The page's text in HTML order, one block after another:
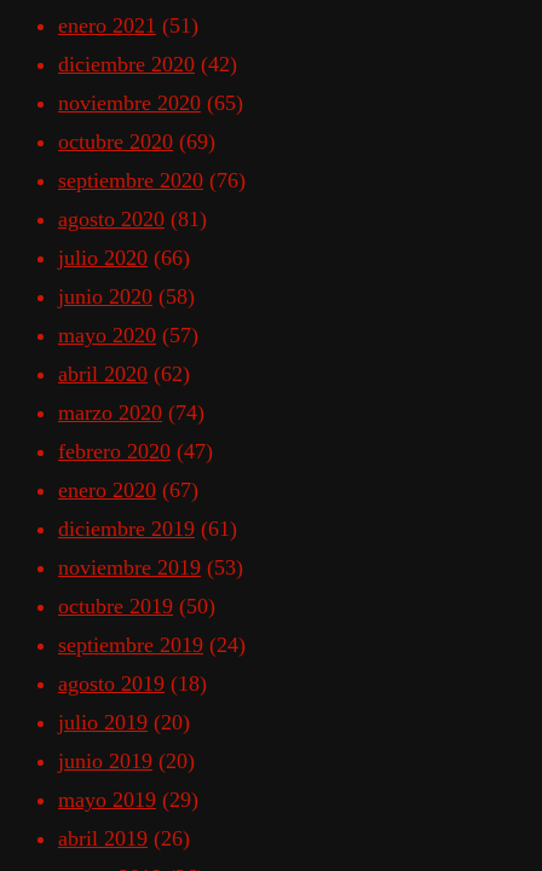
enero 2021 (51)
diciembre 2020 (42)
noviembre 2020 (65)
octubre 2020 (69)
septiembre 2020 (76)
agosto 2020 (81)
julio 2020 (66)
junio 2020 (58)
mayo 2020 (57)
abril 2020 (62)
marzo 2020 (74)
febrero 2020 (47)
enero 2020 (67)
diciembre 2019 (61)
noviembre 2019 (53)
octubre 2019 (50)
septiembre 2019 (24)
agosto 2019 (18)
julio 2019 (20)
junio 2019 (20)
mayo 2019 (29)
abril 2019 (26)